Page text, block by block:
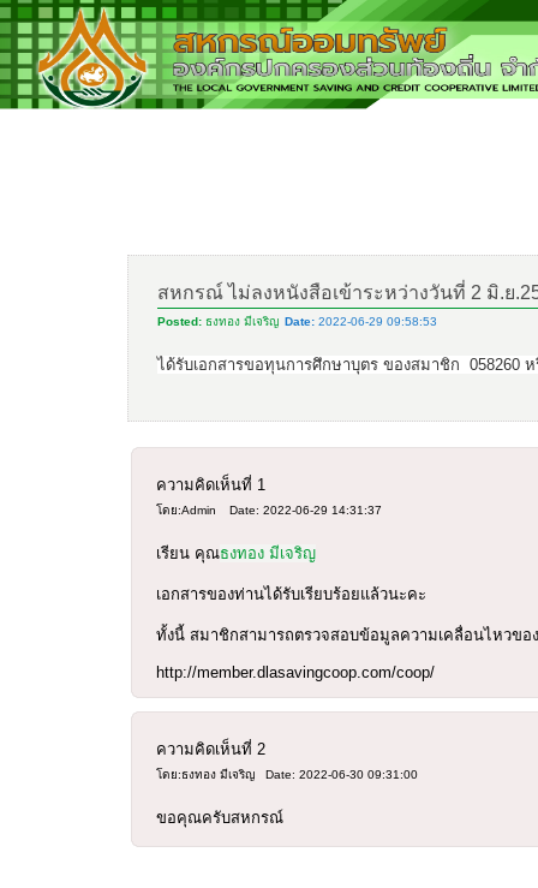
สหกรณ์ ไม่ลงหนังสือเข้าระหว่างวันที่ 2 มิ.ย
Posted: ธงทอง มีเจริญ Date: 2022-06-29 09:58:53
ได้รับเอกสารขอทุนการศึกษาบุตร ของสมาชิก 058260 ห
ความคิดเห็นที่ 1
โดย:Admin Date: 2022-06-29 14:31:37
เรียน คุณธงทอง มีเจริญ
เอกสารของท่านได้รับเรียบร้อยแล้วนะคะ
ทั้งนี้ สมาชิกสามารถตรวจสอบข้อมูลความเคลื่อนไหวข
http://member.dlasavingcoop.com/coop/
ความคิดเห็นที่ 2
โดย:ธงทอง มีเจริญ Date: 2022-06-30 09:31:00
ขอคุณครับสหกรณ์